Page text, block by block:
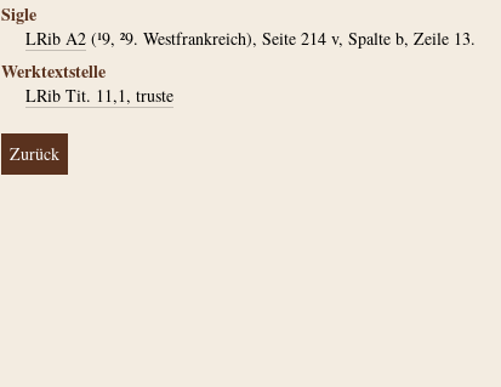
Sigle
LRib A2 (¹9, ²9. Westfrankreich), Seite 214 v, Spalte b, Zeile 13.
Werktextstelle
LRib Tit. 11,1, truste
Zurück